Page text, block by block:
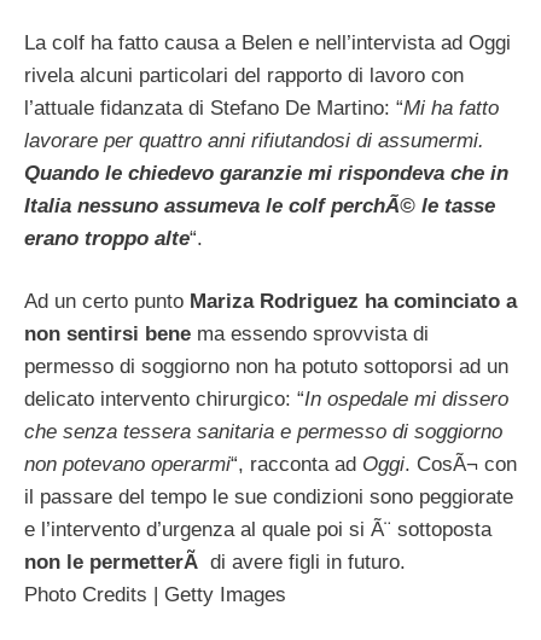
La colf ha fatto causa a Belen e nell’intervista ad Oggi
rivela alcuni particolari del rapporto di lavoro con
l’attuale fidanzata di Stefano De Martino: “Mi ha fatto
lavorare per quattro anni rifiutandosi di assumermi.
Quando le chiedevo garanzie mi rispondeva che in
Italia nessuno assumeva le colf perchÃ© le tasse
erano troppo alte“.
Ad un certo punto Mariza Rodriguez ha cominciato a
non sentirsi bene ma essendo sprovvista di
permesso di soggiorno non ha potuto sottoporsi ad un
delicato intervento chirurgico: “In ospedale mi dissero
che senza tessera sanitaria e permesso di soggiorno
non potevano operarmi“, racconta ad Oggi. CosÃ¬ con
il passare del tempo le sue condizioni sono peggiorate
e l’intervento d’urgenza al quale poi si Ã¨ sottoposta
non le permetterÃ di avere figli in futuro.
Photo Credits | Getty Images